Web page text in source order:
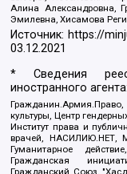
Алина Александровна,
Эмилевна, Хисамова
Источник: https://
03.12.2021
* Сведения
иностранного агента:
культуры, Центр
Институт права и
врачей, НАСИЛИЮ.НЕТ,
Гуманитарное
Гражданская